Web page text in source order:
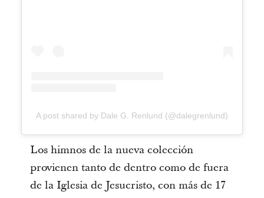
A post shared by Dale G. Renlund (@dalegrenlund)
Los himnos de la nueva colección
provienen tanto de dentro como de fuera
de la Iglesia de Jesucristo, con más de 17